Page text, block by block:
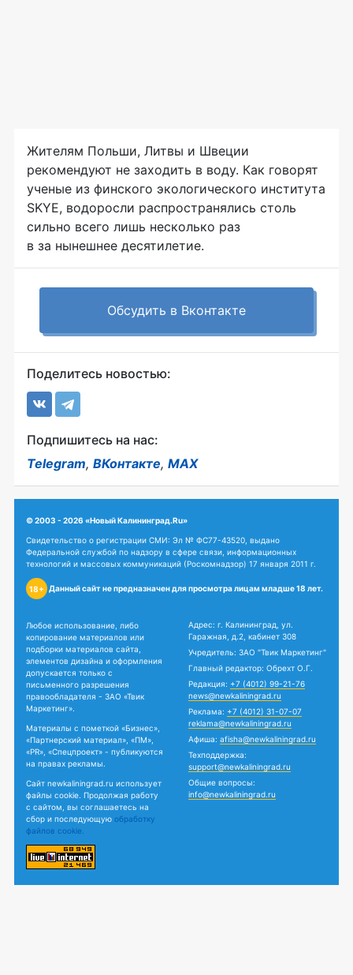
Жителям Польши, Литвы и Швеции
рекомендуют не заходить в воду. Как говорят
ученые из финского экологического института
SKYE, водоросли распространялись столь
сильно всего лишь несколько раз
в за нынешнее десятилетие.
Обсудить в Вконтакте
Поделитесь новостью:
Подпишитесь на нас:
Telegram, ВКонтакте, MAX
© 2003 - 2026 «Новый Калининград.Ru»
Свидетельство о регистрации СМИ: Эл № ФС77-43520, выдано
Федеральной службой по надзору в сфере связи, информационных
технологий и массовых коммуникаций (Роскомнадзор) 17 января 2011 г.
18+ Данный сайт не предназначен для просмотра лицам младше 18 лет.
Любое использование, либо
копирование материалов или
подборки материалов сайта,
элементов дизайна и оформления
допускается только с
письменного разрешения
правообладателя - ЗАО «Твик
Маркетинг».
Материалы с пометкой «Бизнес»,
«Партнерский материал», «ПМ»,
«PR», «Спецпроект» - публикуются
на правах рекламы.
Сайт newkaliningrad.ru использует
файлы cookie. Продолжая работу
с сайтом, вы соглашаетесь на
сбор и последующую обработку
файлов cookie.
Адрес: г. Калининград, ул.
Гаражная, д.2, кабинет 308
Учредитель: ЗАО "Твик Маркетинг"
Главный редактор: Обрехт О.Г.
Редакция: +7 (4012) 99-21-76
news@newkaliningrad.ru
Реклама: +7 (4012) 31-07-07
reklama@newkaliningrad.ru
Афиша: afisha@newkaliningrad.ru
Техподдержка:
support@newkaliningrad.ru
Общие вопросы:
info@newkaliningrad.ru